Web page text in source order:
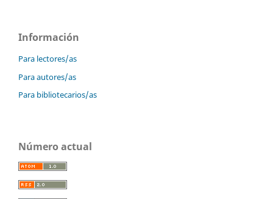
Información
Para lectores/as
Para autores/as
Para bibliotecarios/as
Número actual